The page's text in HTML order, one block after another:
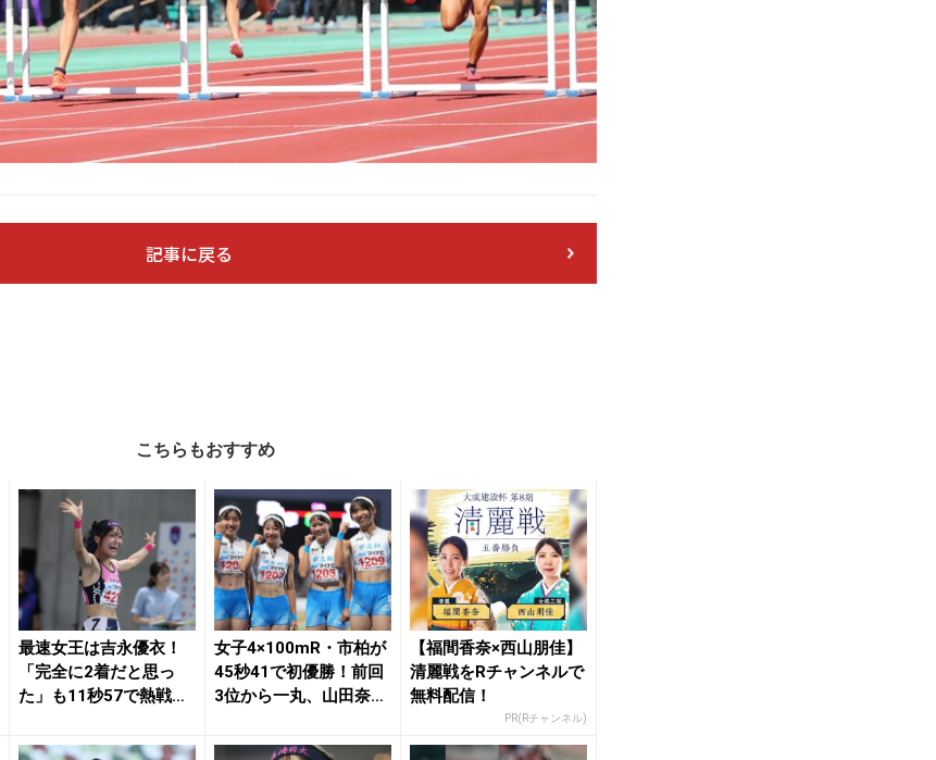
記事に戻る
こちらもおすすめ
最速女王は吉永優衣！
「完全に2着だと思っ
た」も11秒57で熱戦制
女子4×100mR・市柏が
45秒41で初優勝！前回
3位から一丸、山田奈央
【福間香奈×西山朋佳】
清麗戦をRチャンネルで
無料配信！
PR(Rチャンネル)